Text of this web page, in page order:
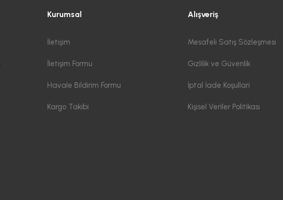
Kurumsal
İletişim
İletişim Formu
Havale Bildirim Formu
Kargo Takibi
Alışveriş
Mesafeli Satış Sözleşmesi
Gizlilik ve Güvenlik
İptal İade Koşullari
Kişisel Veriler Politikası